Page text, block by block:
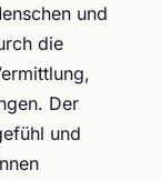
und
die
Der
und